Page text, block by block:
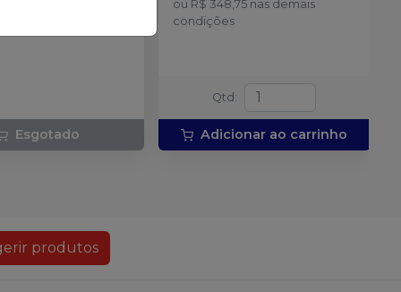
Esgotado
ou R$ 348,75nas demais
condições
Qtd :
Adicionar ao carrinho
produtos